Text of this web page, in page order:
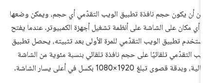
أن يكون حجم نافذة تطبيق الويب التقدّمي أي حجم، ويمكن وضعها
أي مكان على الشاشة على أنظمة تشغيل أجهزة الكمبيوتر. عندما يفتح
تطبيق الويب التقدّمي للمرة الأولى بعد تثبيته، يحصل تطبيق
التقدّمي تلقائيًا على حجم نافذة تلقائي بنسبة مئوية من الشاشة
وبدقة قصوى تبلغ 1920×1080 بكسل في أعلى يسار الشاشة.